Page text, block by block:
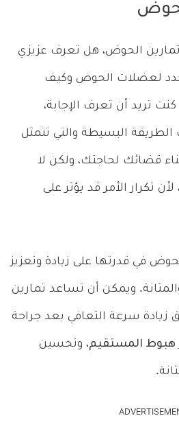
الحوض، هل تعرف عزيزي
لعضلات الحوض وكيف
تريد أن تعرف الإجابة،
البسيطة والتي تتمثل
قضائك لحاجتك، ولكن لا
تكرار الأمر قد يؤثر على
في قدرتها على زيادة وتعزيز
ويمكن أن تساعد تمارين
سرعة التعافي بعد جراحة
هبوط المستقيم، وتحسين